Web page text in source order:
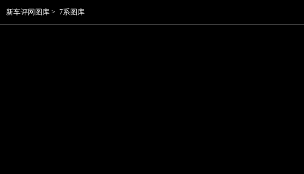
新车评网图库 > 7系图库